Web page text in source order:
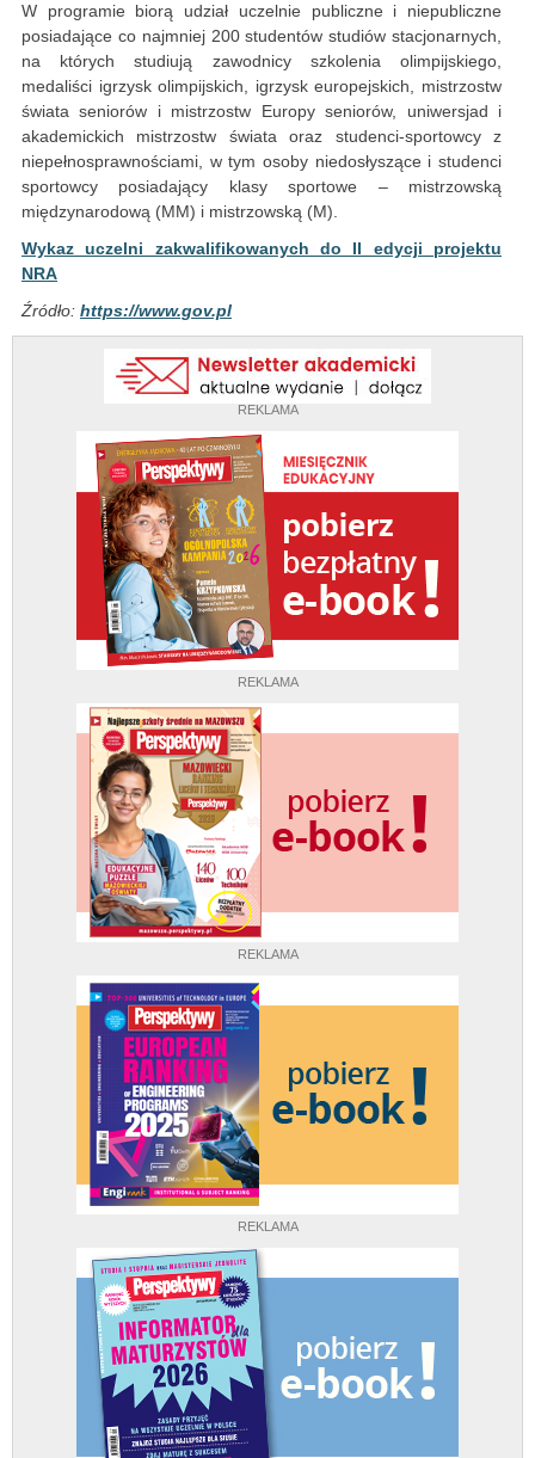
REKLAMA
REKLAMA
REKLAMA
REKLAMA
W programie biorą udział uczelnie publiczne i niepubliczne
posiadające co najmniej 200 studentów studiów stacjonarnych,
na których studiują zawodnicy szkolenia olimpijskiego,
medaliści igrzysk olimpijskich, igrzysk europejskich, mistrzostw
świata seniorów i mistrzostw Europy seniorów, uniwersjad i
akademickich mistrzostw świata oraz studenci-sportowcy z
niepełnosprawnościami, w tym osoby niedosłyszące i studenci
sportowcy posiadający klasy sportowe – mistrzowską
międzynarodową (MM) i mistrzowską (M).
Wykaz uczelni zakwalifikowanych do II edycji projektu
NRA
Źródło: https://www.gov.pl